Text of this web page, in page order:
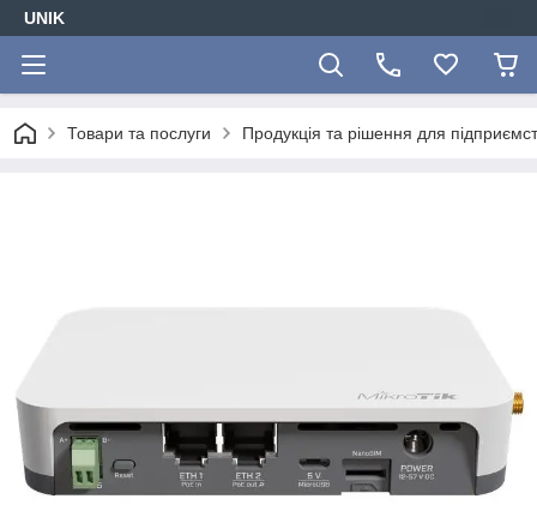
UNIK
Товари та послуги Продукція та рішення для